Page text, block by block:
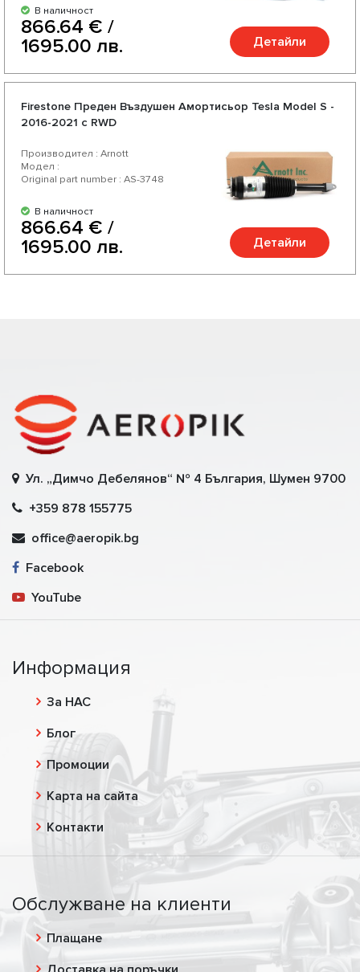
В наличност
866.64 € /
1695.00 лв.
Детайли
Firestone Предeн Въздушен Амортисьор Tesla Model S -
2016-2021 с RWD
Производител : Arnott
Модел :
Original part number : AS-3748
В наличност
866.64 € /
1695.00 лв.
Детайли
Ул. „Димчо Дебелянов“ № 4 България, Шумен 9700
+359 878 155775
office@aeropik.bg
Facebook
YouTube
Информация
За НАС
Блог
Промоции
Карта на сайта
Контакти
Обслужване на клиенти
Плащане